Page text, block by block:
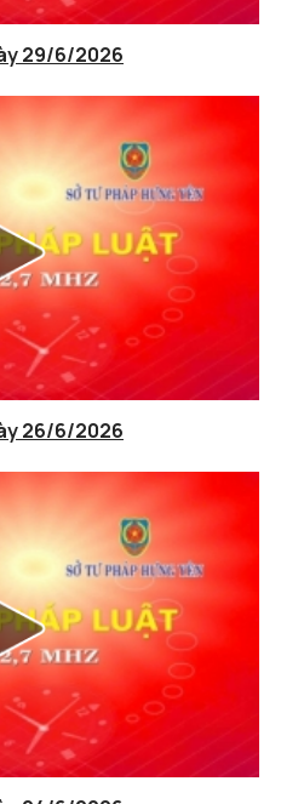
29/6/2026
26/6/2026